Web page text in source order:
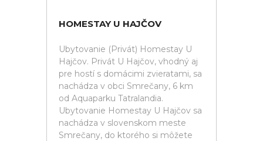
HOMESTAY U HAJČOV
Ubytovanie (Privát) Homestay U
Hajčov. Privát U Hajčov, vhodný aj
pre hostí s domácimi zvieratami, sa
nachádza v obci Smrečany, 6 km
od Aquaparku Tatralandia.
Ubytovanie Homestay U Hajčov sa
nachádza v slovenskom meste
Smrečany, do ktorého si môžete